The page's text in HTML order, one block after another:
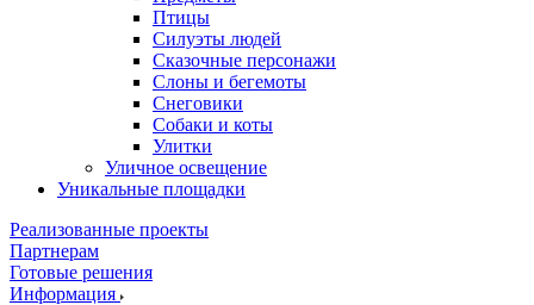
Птицы
Силуэты людей
Сказочные персонажи
Слоны и бегемоты
Снеговики
Собаки и коты
Улитки
Уличное освещение
Уникальные площадки
Реализованные проекты
Партнерам
Готовые решения
Информация